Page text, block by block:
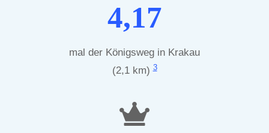
4,17
mal der Königsweg in Krakau
(2,1 km)3